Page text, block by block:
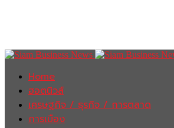
Home
ฮอตนิวส์
เศรษฐกิจ / ธุรกิจ / การตลาด
การเมือง